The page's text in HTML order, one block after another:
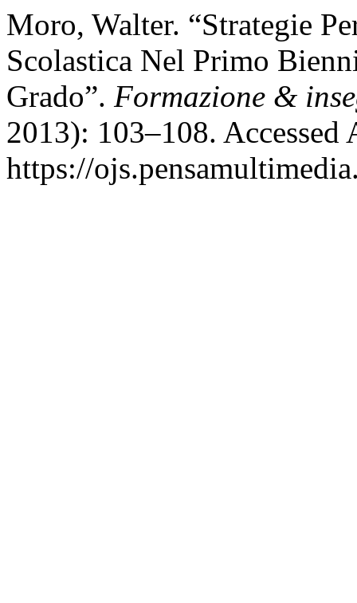
Moro, Walter. “Strategie
Scolastica Nel Primo
Grado”. Formazione &
2013): 103–108. Accessed
https://